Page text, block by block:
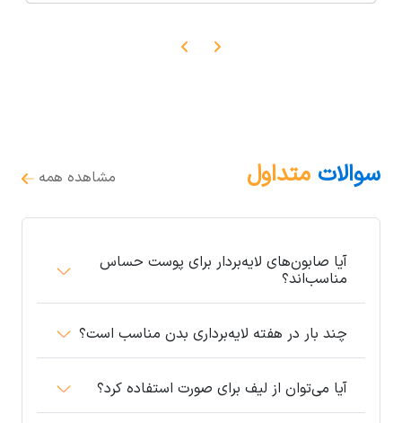
سوالات متداول مشاهده همه
آیا صابون‌های لایه‌بردار برای پوست حساس
مناسب‌اند؟
چند بار در هفته لایه‌برداری بدن مناسب است؟
آیا می‌توان از لیف برای صورت استفاده کرد؟